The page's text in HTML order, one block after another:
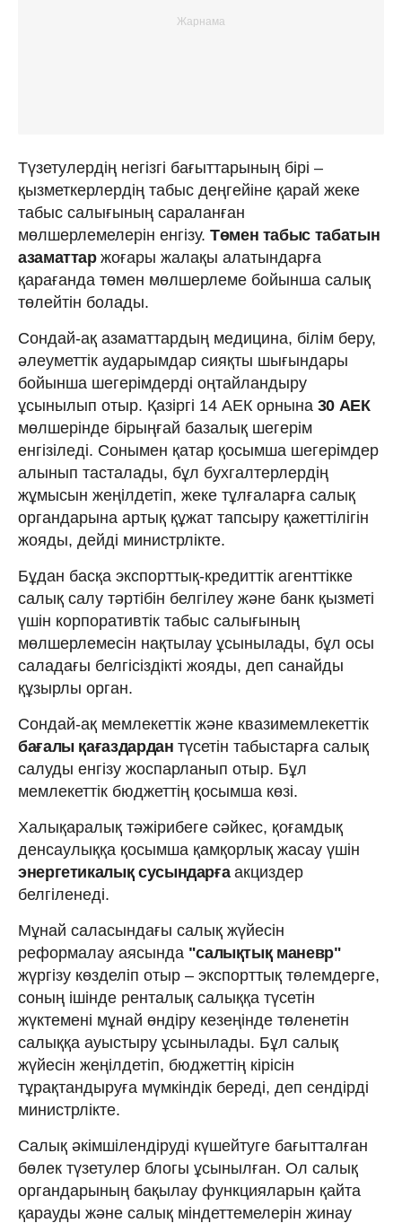
Түзетулердің негізгі бағыттарының бірі –
қызметкерлердің табыс деңгейіне қарай жеке
табыс салығының сараланған
мөлшерлемелерін енгізу. Төмен табыс табатын
азаматтаржоғары жалақы алатындарға
қарағанда төмен мөлшерлеме бойынша салық
төлейтін болады.
Сондай-ақ азаматтардың медицина, білім беру,
әлеуметтік аударымдар сияқты шығындары
бойынша шегерімдерді оңтайландыру
ұсынылып отыр. Қазіргі 14 АЕК орнына 30 АЕК
мөлшерінде бірыңғай базалық шегерім
енгізіледі. Сонымен қатар қосымша шегерімдер
алынып тасталады, бұл бухгалтерлердің
жұмысын жеңілдетіп, жеке тұлғаларға салық
органдарына артық құжат тапсыру қажеттілігін
жояды, дейді министрлікте.
Бұдан басқа экспорттық-кредиттік агенттікке
салық салу тәртібін белгілеу және банк қызметі
үшін корпоративтік табыс салығының
мөлшерлемесін нақтылау ұсынылады, бұл осы
саладағы белгісіздікті жояды, деп санайды
құзырлы орган.
Сондай-ақ мемлекеттік және квазимемлекеттік
бағалы қағаздардантүсетін табыстарға салық
салуды енгізу жоспарланып отыр. Бұл
мемлекеттік бюджеттің қосымша көзі.
Халықаралық тәжірибеге сәйкес, қоғамдық
денсаулыққа қосымша қамқорлық жасау үшін
энергетикалық сусындарғаакциздер
белгіленеді.
Мұнай саласындағы салық жүйесін
реформалау аясында "салықтық маневр"
жүргізу көзделіп отыр – экспорттық төлемдерге,
соның ішінде ренталық салыққа түсетін
жүктемені мұнай өндіру кезеңінде төленетін
салыққа ауыстыру ұсынылады. Бұл салық
жүйесін жеңілдетіп, бюджеттің кірісін
тұрақтандыруға мүмкіндік береді, деп сендірді
министрлікте.
Салық әкімшілендіруді күшейтуге бағытталған
бөлек түзетулер блогы ұсынылған. Ол салық
органдарының бақылау функцияларын қайта
қарауды және салық міндеттемелерін жинау